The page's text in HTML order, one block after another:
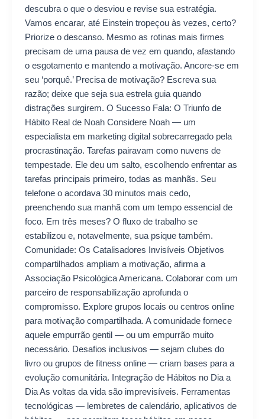
descubra o que o desviou e revise sua estratégia.
Vamos encarar, até Einstein tropeçou às vezes, certo?
Priorize o descanso. Mesmo as rotinas mais firmes
precisam de uma pausa de vez em quando, afastando
o esgotamento e mantendo a motivação. Ancore-se em
seu ‘porquê.’ Precisa de motivação? Escreva sua
razão; deixe que seja sua estrela guia quando
distrações surgirem. O Sucesso Fala: O Triunfo de
Hábito Real de Noah Considere Noah — um
especialista em marketing digital sobrecarregado pela
procrastinação. Tarefas pairavam como nuvens de
tempestade. Ele deu um salto, escolhendo enfrentar as
tarefas principais primeiro, todas as manhãs. Seu
telefone o acordava 30 minutos mais cedo,
preenchendo sua manhã com um tempo essencial de
foco. Em três meses? O fluxo de trabalho se
estabilizou e, notavelmente, sua psique também.
Comunidade: Os Catalisadores Invisíveis Objetivos
compartilhados ampliam a motivação, afirma a
Associação Psicológica Americana. Colaborar com um
parceiro de responsabilização aprofunda o
compromisso. Explore grupos locais ou centros online
para motivação compartilhada. A comunidade fornece
aquele empurrão gentil — ou um empurrão muito
necessário. Desafios inclusivos — sejam clubes do
livro ou grupos de fitness online — criam bases para a
evolução comunitária. Integração de Hábitos no Dia a
Dia As voltas da vida são imprevisíveis. Ferramentas
tecnológicas — lembretes de calendário, aplicativos de